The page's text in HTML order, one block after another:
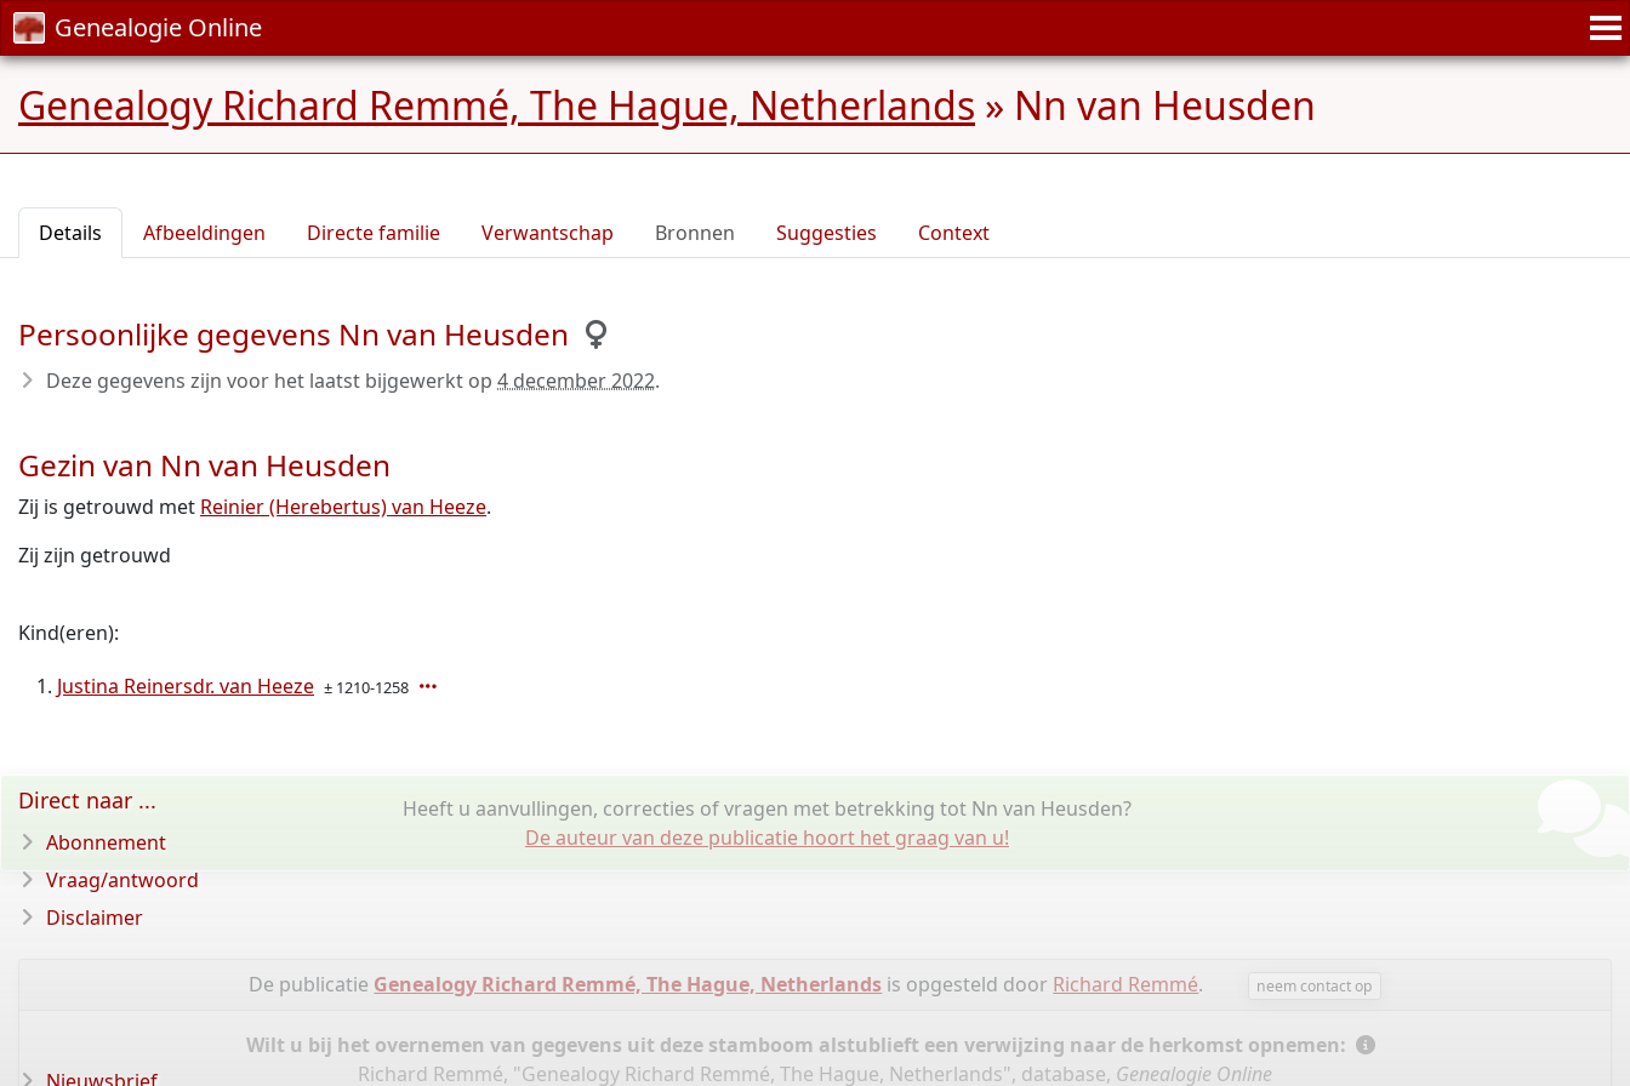
Genealogie Online
Genealogy Richard Remmé, The Hague, Netherlands » Nn van Heusden
Details Afbeeldingen Directe familie Verwantschap Bronnen Suggesties Context
Persoonlijke gegevens Nn van Heusden
Deze gegevens zijn voor het laatst bijgewerkt op 4 december 2022.
Gezin van Nn van Heusden
Zij is getrouwd met Reinier (Herebertus) van Heeze.
Zij zijn getrouwd
Kind(eren):
Justina Reinersdr. van Heeze ± 1210-1258
Heeft u aanvullingen, correcties of vragen met betrekking tot Nn van Heusden?
De auteur van deze publicatie hoort het graag van u!
De publicatie Genealogy Richard Remmé, The Hague, Netherlands is opgesteld door Richard Remmé. neem contact op
Wilt u bij het overnemen van gegevens uit deze stamboom alstublieft een verwijzing naar de herkomst opnemen:
Richard Remmé, "Genealogy Richard Remmé, The Hague, Netherlands", database, Genealogie Online
Direct naar ...
Abonnement
Vraag/antwoord
Disclaimer